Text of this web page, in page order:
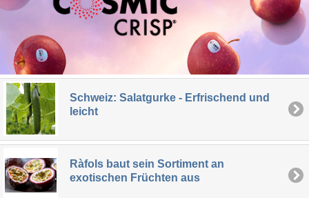
Schweiz: Salatgurke - Erfrischend und
leicht
Ràfols baut sein Sortiment an
exotischen Früchten aus